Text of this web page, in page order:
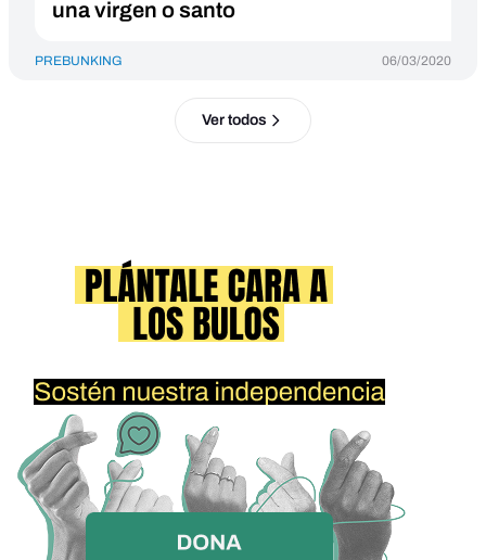
una virgen o santo
PREBUNKING 06/03/2020
Ver todos